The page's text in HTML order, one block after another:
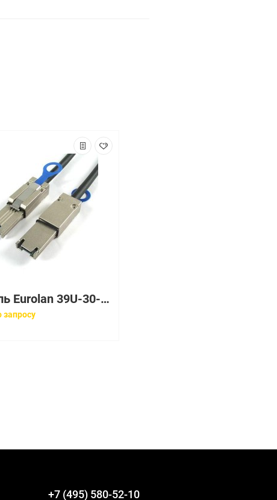
Кабель Eurolan 39U-30-02-02BL
запросу
+7 (495) 580-52-10